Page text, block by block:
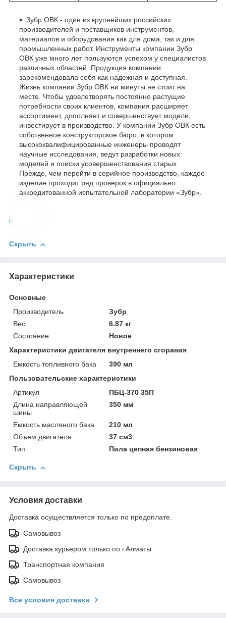
Зубр ОВК - один из крупнейших российских
производителей и поставщиков инструментов,
материалов и оборудования как для дома, так и для
промышленных работ. Инструменты компании Зубр
ОВК уже много лет пользуются успехом у специалистов
различных областей. Продукция компании
зарекомендовала себя как надежная и доступная.
Жизнь компании Зубр ОВК ни минуты не стоит на
месте. Чтобы удовлетворять постоянно растущие
потребности своих клиентов, компания расширяет
ассортимент, дополняет и совершенствует модели,
инвестирует в производство. У компании Зубр ОВК есть
собственное конструкторское бюро, в котором
высококвалифицированные инженеры проводят
научные исследования, ведут разработки новых
моделей и поиски усовершенствования старых.
Прежде, чем перейти в серийное производство, каждое
изделие проходит ряд проверок в официально
аккредитованной испытательной лаборатории «Зубр».
Скрыть
Характеристики
Основные
Производитель
Зубр
Вес
6.87 кг
Состояние
Новое
Характеристики двигателя внутреннего сгорания
Емкость топливного бака
390 мл
Пользовательские характеристики
Артикул
ПБЦ-370 35П
Длина направляющей
шины
350 мм
Емкость масляного бака
210 мл
Объем двигателя
37 см3
Тип
Пила цепная бензиновая
Скрыть
Условия доставки
Доставка осуществляется только по предоплате.
Самовывоз
Доставка курьером только по г.Алматы
Транспортная компания
Самовывоз
Все условия доставки